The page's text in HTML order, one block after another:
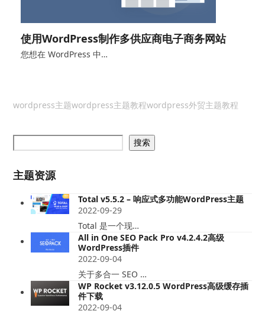
使用WordPress制作多供应商电子商务网站
您想在 WordPress 中…
wordpress主题wordpress主题教程wordpress外贸主题教程
搜索
主题资源
Total v5.5.2 – 响应式多功能WordPress主题
2022-09-29
Total 是一个现…
All in One SEO Pack Pro v4.2.4.2高级
WordPress插件
2022-09-04
关于多合一 SEO …
WP Rocket v3.12.0.5 WordPress高级缓存插
件下载
2022-09-04